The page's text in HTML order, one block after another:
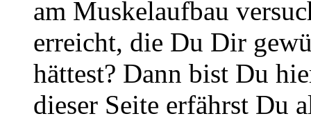
am Muskelaufbau
erreicht, die Du Dir
hättest? Dann bist Du
dieser Seite erfährst Du